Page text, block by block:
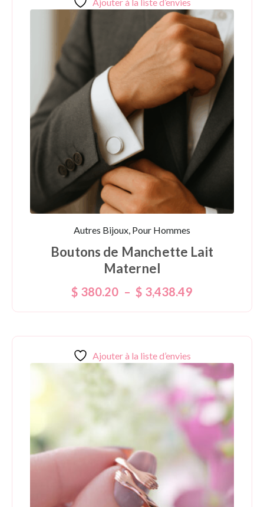
Autres Bijoux, Pour Hommes
Boutons de Manchette Lait
Maternel
$ 380.20 – $ 3,438.49
Ajouter à la liste d’envies